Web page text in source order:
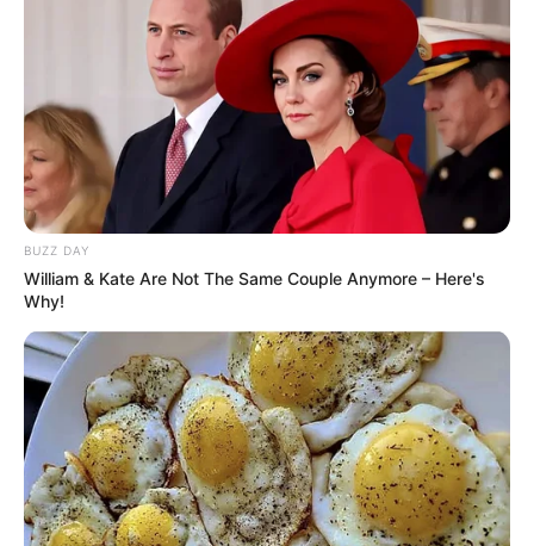
BUZZ DAY
William & Kate Are Not The Same Couple Anymore – Here's
Why!